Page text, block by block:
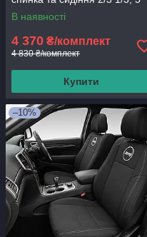
підголівників)
В наявності
4 370 ₴/комплект
4 830 ₴/комплект
Купити
–10%